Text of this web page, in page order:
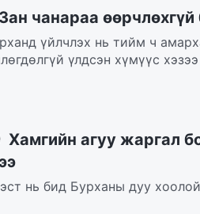
чанараа
үйлчлэх нь тийм ч
үлдсэн хүмүүс
Хамгийн агуу жаргал
нь бид Бурханы дуу